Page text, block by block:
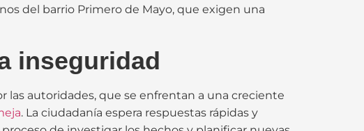
del barrio Primero de Mayo, que exigen una
inseguridad
las autoridades, que se enfrentan a una creciente
. La ciudadanía espera respuestas rápidas y